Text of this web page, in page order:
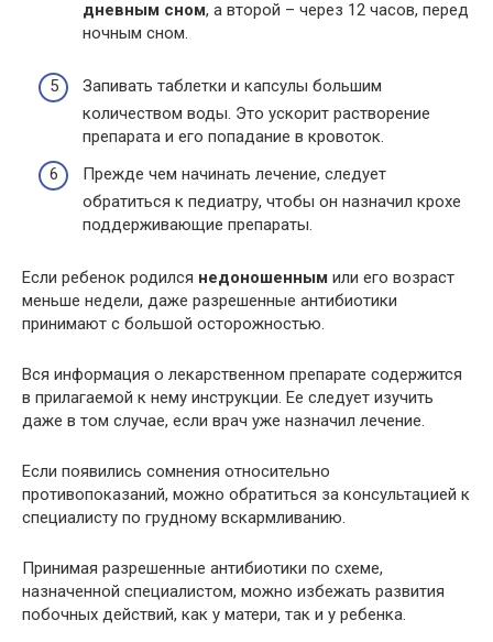
дневным сном, а второй – через 12 часов, перед
ночным сном.
Запивать таблетки и капсулы большим
количеством воды. Это ускорит растворение
препарата и его попадание в кровоток.
Прежде чем начинать лечение, следует
обратиться к педиатру, чтобы он назначил крохе
поддерживающие препараты.
Если ребенок родился недоношенным или его возраст
меньше недели, даже разрешенные антибиотики
принимают с большой осторожностью.
Вся информация о лекарственном препарате содержится
в прилагаемой к нему инструкции. Ее следует изучить
даже в том случае, если врач уже назначил лечение.
Если появились сомнения относительно
противопоказаний, можно обратиться за консультацией к
специалисту по грудному вскармливанию.
Принимая разрешенные антибиотики по схеме,
назначенной специалистом, можно избежать развития
побочных действий, как у матери, так и у ребенка.